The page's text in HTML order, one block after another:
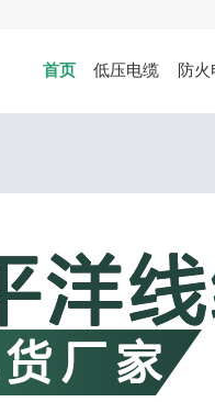
首页 低压电缆 防火